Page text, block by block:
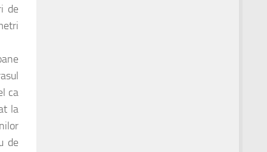
de
ca
la
de